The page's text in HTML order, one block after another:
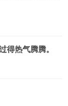
热气腾腾。